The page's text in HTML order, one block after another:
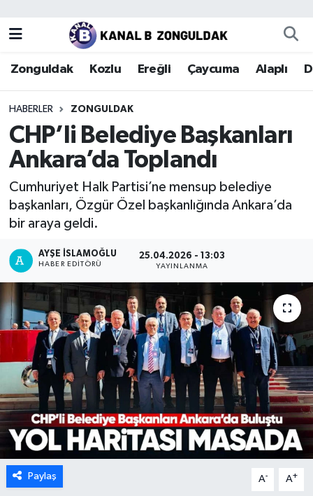
Zonguldak Kozlu Ereğli Çaycuma Alaplı
HABERLER ZONGULDAK
CHP’li Belediye Başkanları
Ankara’da Toplandı
Cumhuriyet Halk Partisi’ne mensup belediye
başkanları, Özgür Özel başkanlığında Ankara’da
bir araya geldi.
AYŞE İSLAMOĞLU
HABER EDITÖRÜ
25.04.2026 - 13:03
YAYINLANMA
Paylaş A- A+
Zonguldak
Kozlu
Ereğli
Çaycuma
Alaplı
Devrek
Gökçebey
Bartın
Karabük
Spor
Ulusal
Zonguldak Nöbetçi Eczaneler
Zonguldak Hava Durumu
Zonguldak Trafik Yoğunluk Haritası
Puan Durumu ve Fikstür
Tüm Manşetler
Son Dakika Haberleri
Haber Arşivi